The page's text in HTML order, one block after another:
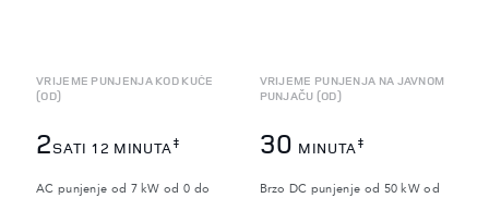
VRIJEME PUNJENJA KOD KUĆE
(OD)
2SATI 12 MINUTA ‡
AC punjenje od 7 kW od 0 do
VRIJEME PUNJENJA NA JAVNOM
PUNJAČU (OD)
30 MINUTA ‡
Brzo DC punjenje od 50 kW od